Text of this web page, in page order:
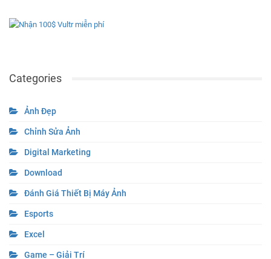
Categories
Ảnh Đẹp
Chỉnh Sửa Ảnh
Digital Marketing
Download
Đánh Giá Thiết Bị Máy Ảnh
Esports
Excel
Game – Giải Trí